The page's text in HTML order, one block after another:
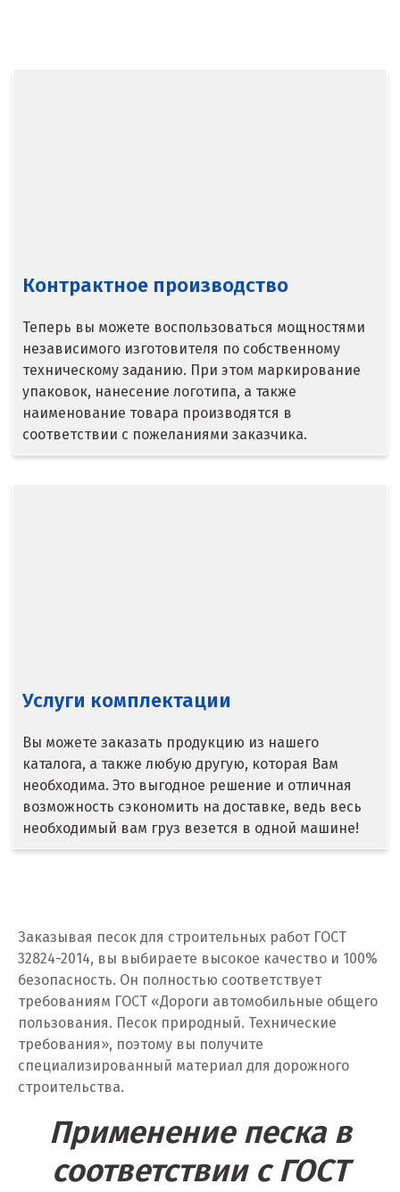
Верхние Серги
Верхний Уфалей
Верхняя Пышма
Верхняя Салда
Воронеж
Воскресенск
Дегтярск
Дмитров
Домодедово
Е
Егорьевск
Екатеринбург
Еленинка
Контрактное производство
Теперь вы можете воспользоваться мощностями
независимого изготовителя по собственному
техническому заданию. При этом маркирование
упаковок, нанесение логотипа, а также
наименование товара производятся в
соответствии с пожеланиями заказчика.
Услуги комплектации
Вы можете заказать продукцию из нашего
каталога, а также любую другую, которая Вам
необходима. Это выгодное решение и отличная
возможность сэкономить на доставке, ведь весь
необходимый вам груз везется в одной машине!
Заказывая песок для строительных работ ГОСТ
32824-2014, вы выбираете высокое качество и 100%
безопасность. Он полностью соответствует
требованиям ГОСТ «Дороги автомобильные общего
пользования. Песок природный. Технические
требования», поэтому вы получите
специализированный материал для дорожного
строительства.
Применение песка в
соответствии с ГОСТ